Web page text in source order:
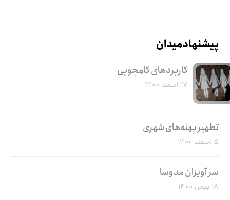
پیشنهاد میدان
کاربرد‌های کامجویی
۱۷ اسفند ۱۴۰۰
تطهیر پهنه‌های شهری
۵ اسفند ۱۴۰۰
سر آویزان مدوسا
۱۸ بهمن ۱۴۰۰